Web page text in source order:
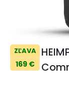
ZĽAVA
169 €